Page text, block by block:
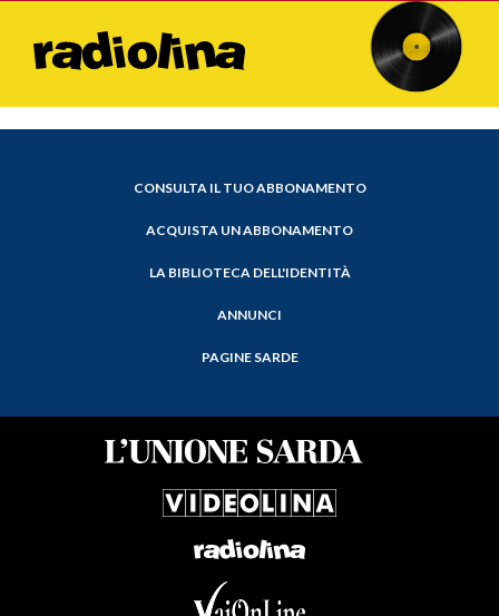
CONSULTA IL TUO ABBONAMENTO
ACQUISTA UN ABBONAMENTO
LA BIBLIOTECA DELL'IDENTITÀ
ANNUNCI
PAGINE SARDE